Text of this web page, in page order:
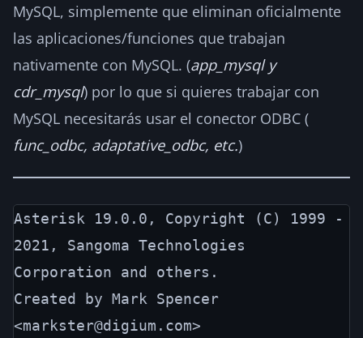
MySQL, simplemente que eliminan oficialmente
las aplicaciones/funciones que trabajan
nativamente con MySQL. (app_mysql y
cdr_mysql) por lo que si quieres trabajar con
MySQL necesitarás usar el conector ODBC (
func_odbc, adaptative_odbc, etc.)
Asterisk 19.0.0, Copyright (C) 1999 -
2021, Sangoma Technologies
Corporation and others.
Created by Mark Spencer
<markster@digium.com>